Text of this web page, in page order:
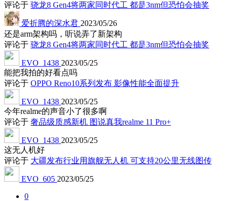
评论于 骁龙8 Gen4将两家同时代工 都是3nm但恐怕会抽奖
爱折腾的深水君 2023/05/26
还是arm架构吗，听说弄了新架构
评论于 骁龙8 Gen4将两家同时代工 都是3nm但恐怕会抽奖
EVO_1438 2023/05/25
能把我拍的好看点吗
评论于 OPPO Reno10系列发布 影像性能全面提升
EVO_1438 2023/05/25
今年realme的声音小了很多啊
评论于 奢品级质感新机 图说真我realme 11 Pro+
EVO_1438 2023/05/25
这无人机好
评论于 大疆发布行业用旗舰无人机 可支持20公里无线图传
EVO_605 2023/05/25
0